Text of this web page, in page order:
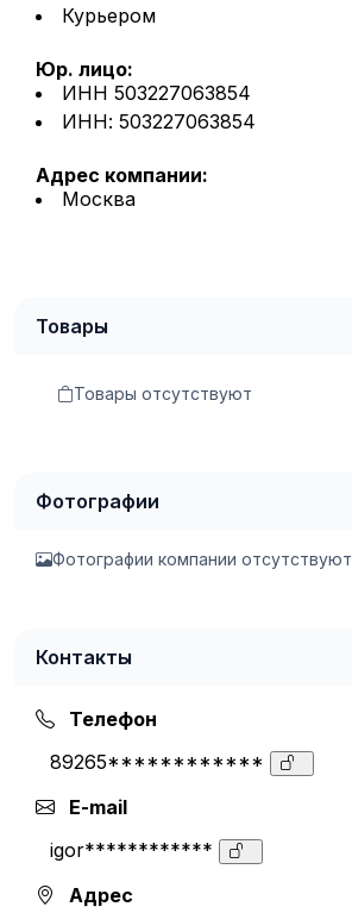
Курьером
Юр. лицо:
ИНН 503227063854
ИНН: 503227063854
Адрес компании:
Москва
Товары
Товары отсутствуют
Фотографии
Фотографии компании отсутствуют
Контакты
Телефон
89265************
E-mail
igor************
Адрес